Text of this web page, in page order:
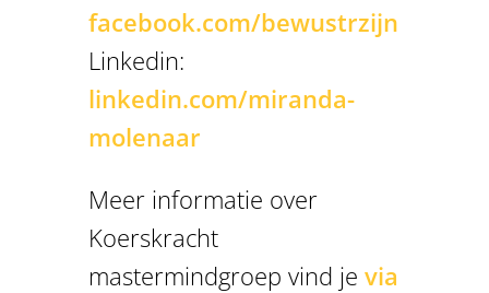
facebook.com/bewustrzijn
Linkedin:
linkedin.com/miranda-
molenaar
Meer informatie over
Koerskracht
mastermindgroep vind je via